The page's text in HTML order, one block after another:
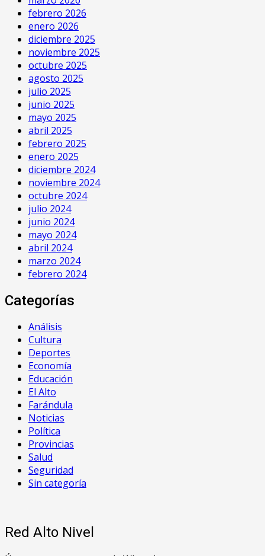
febrero 2026
enero 2026
diciembre 2025
noviembre 2025
octubre 2025
agosto 2025
julio 2025
junio 2025
mayo 2025
abril 2025
febrero 2025
enero 2025
diciembre 2024
noviembre 2024
octubre 2024
julio 2024
junio 2024
mayo 2024
abril 2024
marzo 2024
febrero 2024
Categorías
Análisis
Cultura
Deportes
Economía
Educación
El Alto
Farándula
Noticias
Política
Provincias
Salud
Seguridad
Sin categoría
Red Alto Nivel